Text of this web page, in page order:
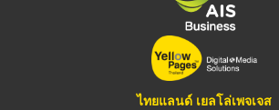
ไทยแลนด์ เยลโล่เพจเจส